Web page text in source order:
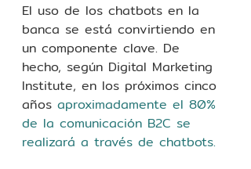
El uso de los chatbots en la
banca se está convirtiendo en
un componente clave. De
hecho, según Digital Marketing
Institute, en los próximos cinco
años aproximadamente el 80%
de la comunicación B2C se
realizará a través de chatbots.